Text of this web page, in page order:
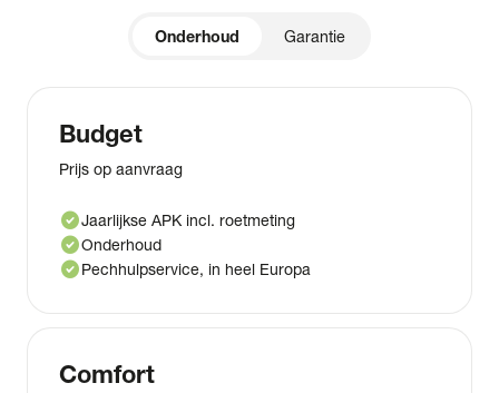
Onderhoud Garantie
Budget
Prijs op aanvraag
check_circleJaarlijkse APK incl. roetmeting
check_circleOnderhoud
check_circlePechhulpservice, in heel Europa
Comfort